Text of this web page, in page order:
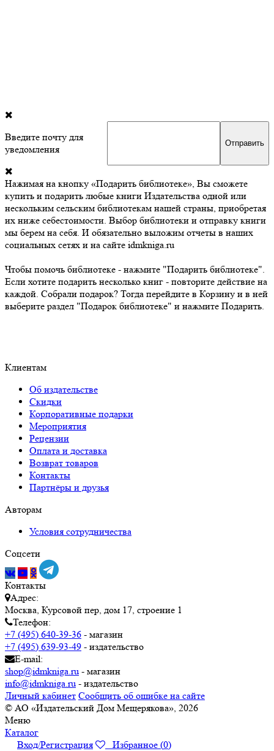
Введите почту для
уведомления
Нажимая на кнопку «Подарить библиотеке», Вы сможете
купить и подарить любые книги Издательства одной или
нескольким сельским библиотекам нашей страны, приобретая
их ниже себестоимости. Выбор библиотеки и отправку книги
мы берем на себя. И обязательно выложим отчеты в наших
социальных сетях и на сайте idmkniga.ru
Чтобы помочь библиотеке - нажмите "Подарить библиотеке".
Если хотите подарить несколько книг - повторите действие на
каждой. Собрали подарок? Тогда перейдите в Корзину и в ней
выберите раздел "Подарок библиотеке" и нажмите Подарить.
Клиентам
Об издательстве
Скидки
Корпоративные подарки
Мероприятия
Рецензии
Оплата и доставка
Возврат товаров
Контакты
Партнёры и друзья
Авторам
Условия сотрудничества
Соцсети
Контакты
Адрес:
Москва, Курсовой пер, дом 17, строение 1
Телефон:
+7 (495) 640-39-36 - магазин
+7 (495) 639-93-49 - издательство
E-mail:
shop@idmkniga.ru - магазин
info@idmkniga.ru - издательство
Личный кабинет Сообщить об ошибке на сайте
© АО «Издательский Дом Мещерякова», 2026
Меню
Каталог
Вход/Регистрация
Избранное (0)